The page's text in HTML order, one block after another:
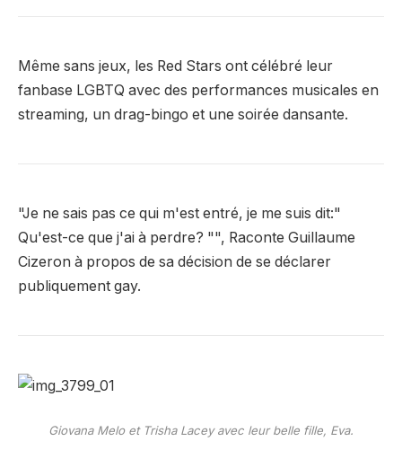
Même sans jeux, les Red Stars ont célébré leur
fanbase LGBTQ avec des performances musicales en
streaming, un drag-bingo et une soirée dansante.
"Je ne sais pas ce qui m'est entré, je me suis dit:"
Qu'est-ce que j'ai à perdre? "", Raconte Guillaume
Cizeron à propos de sa décision de se déclarer
publiquement gay.
Giovana Melo et Trisha Lacey avec leur belle fille, Eva.